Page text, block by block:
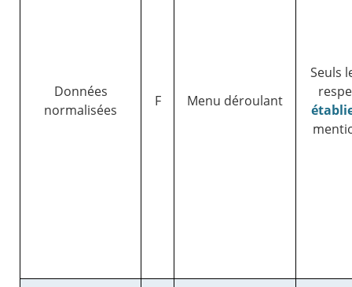
Données
normalisées
F Menu déroulant
Seuls